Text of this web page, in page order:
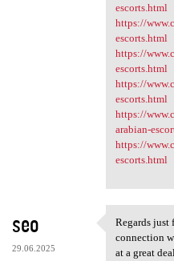
escorts.html
https://
escorts.html
https://
escorts.html
https://
escorts.html
https://
arabian-
https://
escorts.html
seo
29.06.2025
Regards
Regards just
connection
at a great